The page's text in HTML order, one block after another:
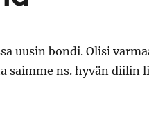
uusin bondi. Olisi
saimme ns. hyvän diilin